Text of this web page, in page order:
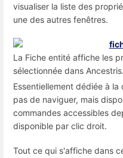
visualiser la liste des
une des autres fenêtres.
La Fiche entité affiche les
sélectionnée dans Ancestris.
Essentiellement dédiée à
pas de naviguer, mais
commandes accessibles
disponible par clic droit.
Tout ce qui s'affiche dans